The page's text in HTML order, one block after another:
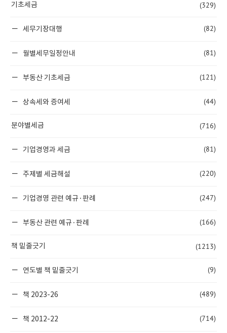
기초세금 (329)
세무기장대행 (82)
월별세무일정안내 (81)
부동산 기초세금 (121)
상속세와 증여세 (44)
분야별세금 (716)
기업경영과 세금 (81)
주제별 세금해설 (220)
기업경영 관련 예규·판례 (247)
부동산 관련 예규·판례 (166)
책 밑줄긋기 (1213)
연도별 책 밑줄긋기 (9)
책 2023-26 (489)
책 2012-22 (714)